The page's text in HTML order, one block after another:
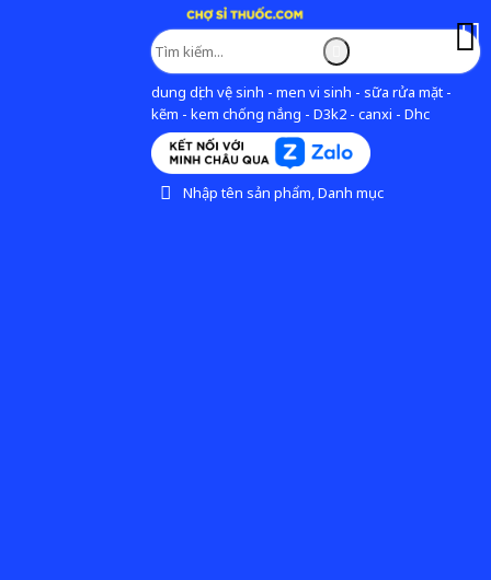
dung dịch vệ sinh - men vi sinh - sữa rửa mặt -
kẽm - kem chống nắng - D3k2 - canxi - Dhc
Nhập tên sản phẩm, Danh mục